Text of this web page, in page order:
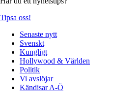
Tipsa oss!
Senaste nytt
Svenskt
Kungligt
Hollywood & Världen
Politik
Vi avslöjar
Kändisar A-Ö